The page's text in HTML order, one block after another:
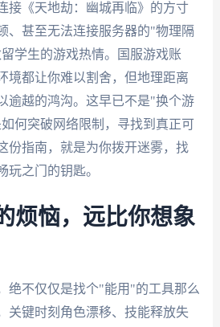
接《天地劫：幽城再临》的方寸
、甚至无法连接服务器的"物理隔
学生的游戏热情。国服游戏账
境都让你难以割舍，但地理距离
逾越的鸿沟。这早已不是"换个游
何突破网络限制，寻找到真正可
份指南，就是为你拨开迷雾，找
玩之门的钥匙。
烦恼，远比你想象
绝不仅仅是找个"能用"的工具那么
关键时刻角色漂移、技能释放失